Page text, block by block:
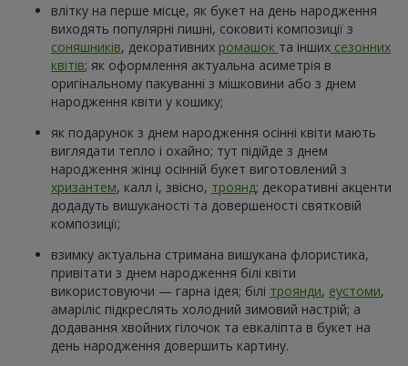
влітку на перше місце, як букет на день народження
виходять популярні пишні, соковиті композиції з
соняшників, декоративних ромашок та інших сезонних
квітів; як оформлення актуальна асиметрія в
оригінальному пакуванні з мішковини або з днем
народження квіти у кошику;
як подарунок з днем народження осінні квіти мають
виглядати тепло і охайно; тут підійде з днем
народження жінці осінній букет виготовлений з
хризантем, калл і, звісно, троянд; декоративні акценти
додадуть вишуканості та довершеності святковій
композиції;
взимку актуальна стримана вишукана флористика,
привітати з днем народження білі квіти
використовуючи — гарна ідея; білі троянди, еустоми,
амаріліс підкреслять холодний зимовий настрій; а
додавання хвойних гілочок та евкаліпта в букет на
день народження довершить картину.